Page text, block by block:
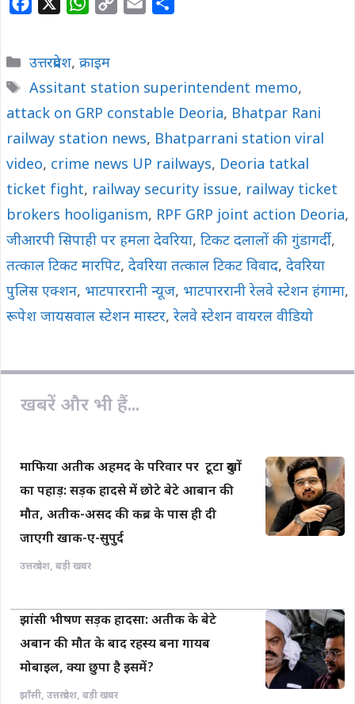
e
b
o
o
k
t
s
A
p
p
L
i
n
k
l
e
Categories
उत्तरप्रदेश, क्राइम
Tags
Assitant station superintendent memo,
attack on GRP constable Deoria, Bhatpar Rani
railway station news, Bhatparrani station viral
video, crime news UP railways, Deoria tatkal
ticket fight, railway security issue, railway ticket
brokers hooliganism, RPF GRP joint action Deoria,
जीआरपी सिपाही पर हमला देवरिया, टिकट दलालों की गुंडागर्दी,
तत्काल टिकट मारपिट, देवरिया तत्काल टिकट विवाद, देवरिया
पुलिस एक्शन, भाटपाररानी न्यूज, भाटपाररानी रेलवे स्टेशन हंगामा,
रूपेश जायसवाल स्टेशन मास्टर, रेलवे स्टेशन वायरल वीडियो
खबरें और भी हैं...
माफिया अतीक अहमद के परिवार पर टूटा दुखों
का पहाड़: सड़क हादसे में छोटे बेटे आबान की
मौत, अतीक-असद की कब्र के पास ही दी
जाएगी खाक-ए-सुपुर्द
उत्तरप्रदेश, बड़ी खबर
झांसी भीषण सड़क हादसा: अतीक के बेटे
अबान की मौत के बाद रहस्य बना गायब
मोबाइल, क्या छुपा है इसमें?
झाँसी, उत्तरप्रदेश, बड़ी खबर